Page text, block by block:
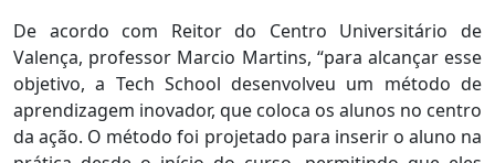
De acordo com Reitor do Centro Universitário de
Valença, professor Marcio Martins, “para alcançar esse
objetivo, a Tech School desenvolveu um método de
aprendizagem inovador, que coloca os alunos no centro
da ação. O método foi projetado para inserir o aluno na